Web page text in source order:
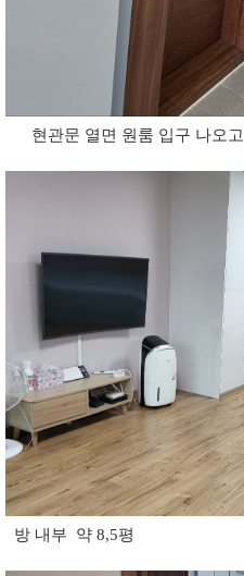
현관문 열면 원룸 입구 나오고
방 내부 약 8,5평